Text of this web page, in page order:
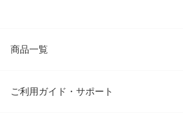
商品一覧
ご利用ガイド・サポート